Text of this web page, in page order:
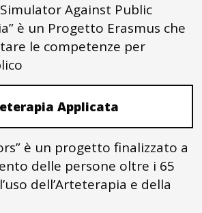
Against Public
è un Progetto Erasmus che
le competenze per
Applicata
è un progetto finalizzato a
delle persone oltre i 65
dell’Arteterapia e della